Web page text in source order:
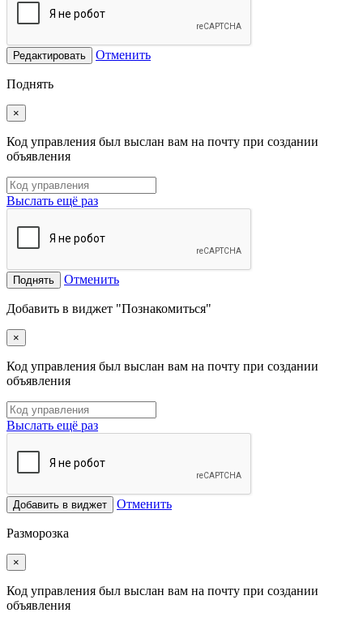
Редактировать Отменить
Поднять
×
Код управления был выслан вам на почту при создании
объявления
Выслать ещё раз
Поднять Отменить
Добавить в виджет "Познакомиться"
×
Код управления был выслан вам на почту при создании
объявления
Выслать ещё раз
Добавить в виджет Отменить
Разморозка
×
Код управления был выслан вам на почту при создании
объявления